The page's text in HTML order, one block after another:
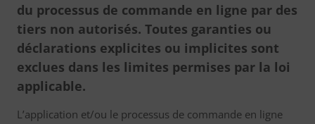
du processus de commande en ligne par des
tiers non autorisés. Toutes garanties ou
déclarations explicites ou implicites sont
exclues dans les limites permises par la loi
applicable.
L’application et/ou le processus de commande en ligne